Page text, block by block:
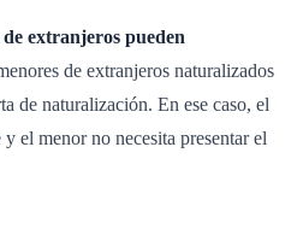
extranjeros pueden
de extranjeros naturalizados
de naturalización. En ese caso, el
el menor no necesita presentar el